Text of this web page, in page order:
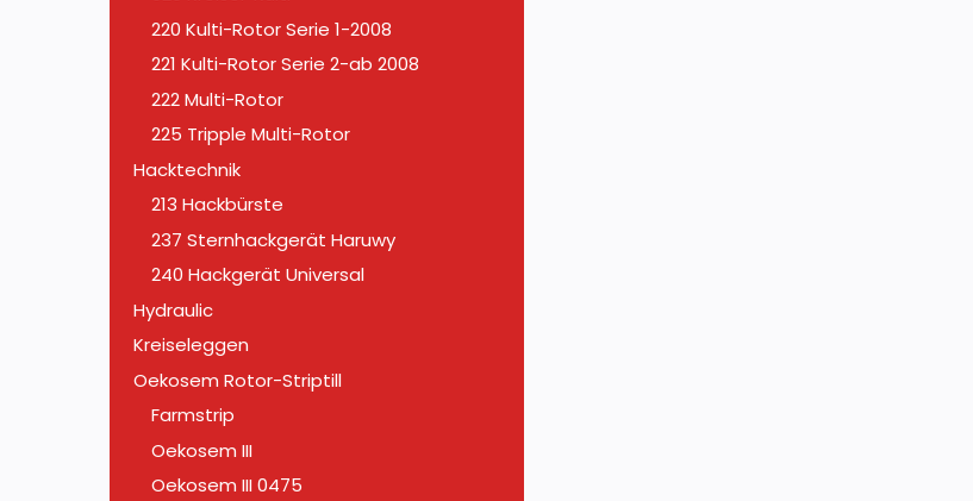
220 Kulti-Rotor Serie 1-2008
221 Kulti-Rotor Serie 2-ab 2008
222 Multi-Rotor
225 Tripple Multi-Rotor
Hacktechnik
213 Hackbürste
237 Sternhackgerät Haruwy
240 Hackgerät Universal
Hydraulic
Kreiseleggen
Oekosem Rotor-Striptill
Farmstrip
Oekosem III
Oekosem III 0475